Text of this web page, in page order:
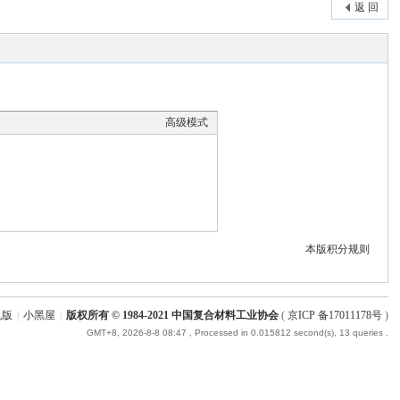
返 回
高级模式
本版积分规则
小黑屋 版权所有 © 1984-2021 中国复合材料工业协会( 京ICP 备17011178号)
GMT+8, 2026-8-8 08:47 , Processed in 0.015812 second(s), 13 queries .